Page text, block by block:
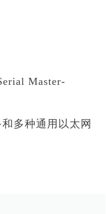
Master-
多种通用以太网